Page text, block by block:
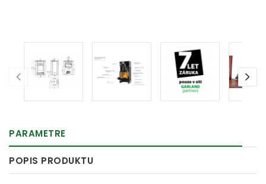
PARAMETRE
POPIS PRODUKTU